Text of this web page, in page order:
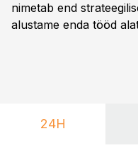
nimetab end
alustame enda tööd
24H